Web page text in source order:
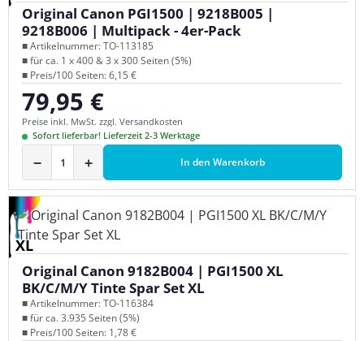
Original Canon PGI1500 | 9218B005 |
9218B006 | Multipack - 4er-Pack
■ Artikelnummer: TO-113185
■ für ca. 1 x 400 & 3 x 300 Seiten (5%)
■ Preis/100 Seiten: 6,15 €
Regulärer Preis:
79,95 €
Preise inkl. MwSt. zzgl. Versandkosten
Sofort lieferbar! Lieferzeit 2-3 Werktage
− + In den Warenkorb
XL
Original Canon 9182B004 | PGI1500 XL
BK/C/M/Y Tinte Spar Set XL
■ Artikelnummer: TO-116384
■ für ca. 3.935 Seiten (5%)
■ Preis/100 Seiten: 1,78 €